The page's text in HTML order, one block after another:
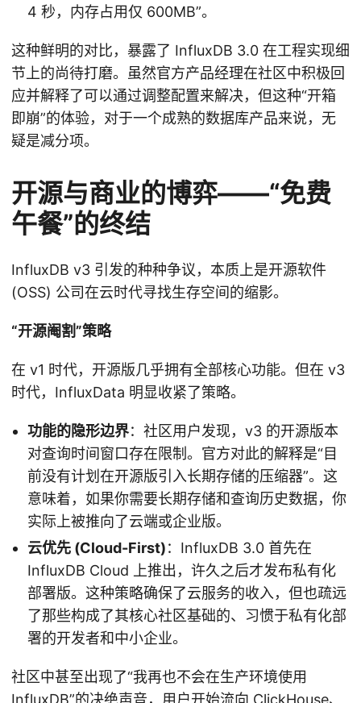
4 秒，内存占用仅 600MB”。
这种鲜明的对比，暴露了 InfluxDB 3.0 在工程实现细
节上的尚待打磨。虽然官方产品经理在社区中积极回
应并解释了可以通过调整配置来解决，但这种“开箱
即崩”的体验，对于一个成熟的数据库产品来说，无
疑是减分项。
开源与商业的博弈——“免费
午餐”的终结
InfluxDB v3 引发的种种争议，本质上是开源软件
(OSS) 公司在云时代寻找生存空间的缩影。
“开源阉割”策略
在 v1 时代，开源版几乎拥有全部核心功能。但在 v3
时代，InfluxData 明显收紧了策略。
功能的隐形边界：社区用户发现，v3 的开源版本
对查询时间窗口存在限制。官方对此的解释是“目
前没有计划在开源版引入长期存储的压缩器”。这
意味着，如果你需要长期存储和查询历史数据，你
实际上被推向了云端或企业版。
云优先 (Cloud-First)：InfluxDB 3.0 首先在
InfluxDB Cloud 上推出，许久之后才发布私有化
部署版。这种策略确保了云服务的收入，但也疏远
了那些构成了其核心社区基础的、习惯于私有化部
署的开发者和中小企业。
社区中甚至出现了“我再也不会在生产环境使用
InfluxDB”的决绝声音，用户开始流向 ClickHouse、